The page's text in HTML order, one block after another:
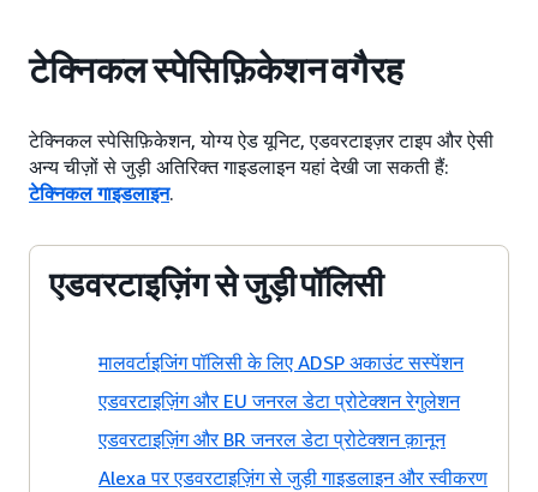
टेक्निकल स्पेसिफ़िकेशन वगैरह
टेक्निकल स्पेसिफ़िकेशन, योग्य ऐड यूनिट, एडवरटाइज़र टाइप और ऐसी
अन्य चीज़ों से जुड़ी अतिरिक्त गाइडलाइन यहां देखी जा सकती हैं:
टेक्निकल गाइडलाइन.
एडवरटाइज़िंग से जुड़ी पॉलिसी
मालवर्टाइजिंग पॉलिसी के लिए ADSP अकाउंट सस्पेंशन
एडवरटाइज़िंग और EU जनरल डेटा प्रोटेक्शन रेगुलेशन
एडवरटाइज़िंग और BR जनरल डेटा प्रोटेक्शन क़ानून
Alexa पर एडवरटाइज़िंग से जुड़ी गाइडलाइन और स्वीकरण